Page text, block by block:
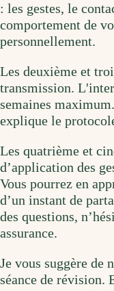
: les gestes, le
comportement de
personnellement.
Les deuxième et
transmission.
semaines
explique le
Les quatrième et
d’application des
Vous pourrez en
d’un instant de
des questions,
assurance.
Je vous suggère de
séance de révision.